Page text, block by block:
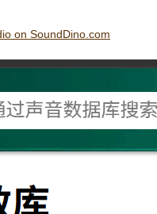
on SoundDino.com